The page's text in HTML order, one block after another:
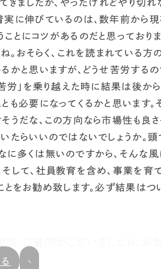
きましたが、やったけれどやり切れ
実に伸びているのは、数年前から
とにコツがあるのだと思っておりま
。おそらく、これを読まれている方
かと思いますが、 どうせ苦労するの
労」を乗り越えた時に結果は後か
も必要になってくるかと思います。
だな、この方向なら市場性も良さ
たらいいのではないでしょうか。頭
に多くは無いのですから、そんな
して、 社員教育を含め、事業を育
とをお勧め致します。必ず結果はつ